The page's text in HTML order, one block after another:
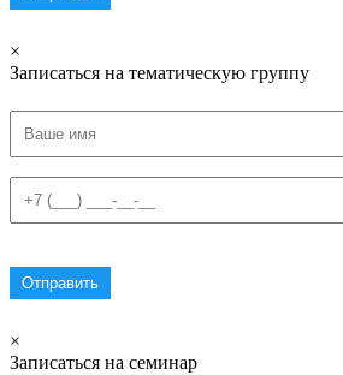
×
Записаться на тематическую группу
×
Записаться на семинар